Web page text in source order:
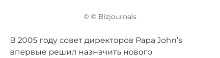
© © Bizjournals
В 2005 году совет директоров Papa John’s
впервые решил назначить нового